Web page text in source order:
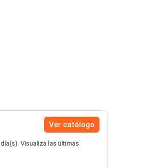
Ver catálogo
día(s). Visualiza las últimas